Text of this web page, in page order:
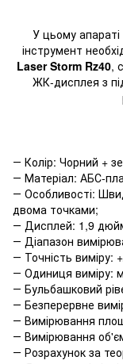
У цьому
інструмент
Laser Storm Rz40,
ЖК-дисплея з
― Колір: Чорний +
― Матеріал: АБС-
― Особливості:
двома точками;
― Дисплей: 1,9
― Діапазон
― Точність виміру:
― Одиниця виміру:
― Бульбашковий
― Безперервне
― Вимірювання
― Вимірювання
― Розрахунок за